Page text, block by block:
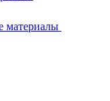
материалы